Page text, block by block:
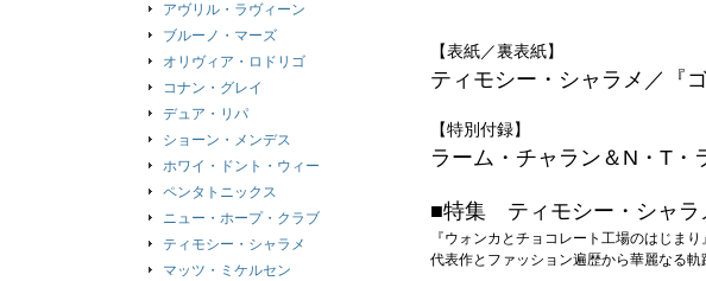
【表紙／裏表紙】
ティモシー・シャラメ／『
【特別付録】
ラーム・チャラン＆N・T
■特集 ティモシー・シャラ
『ウォンカとチョコレート工場のはじま
代表作とファッション遍歴から華麗なる軌
アヴリル・ラヴィーン
ブルーノ・マーズ
オリヴィア・ロドリゴ
コナン・グレイ
デュア・リパ
ショーン・メンデス
ホワイ・ドント・ウィー
ペンタトニックス
ニュー・ホープ・クラブ
ティモシー・シャラメ
マッツ・ミケルセン